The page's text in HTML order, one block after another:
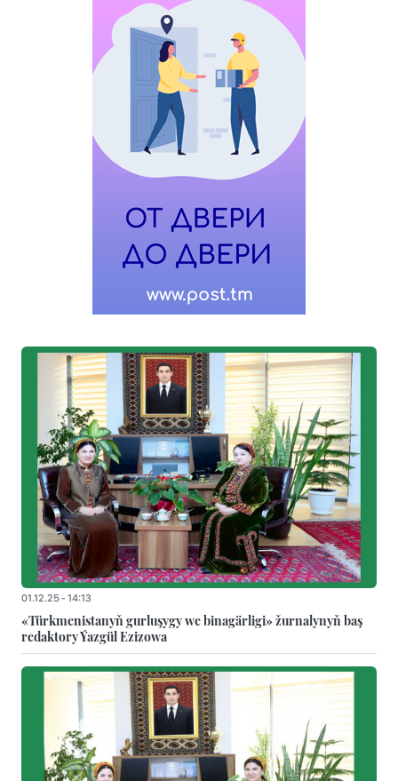
01.12.25 - 14:13
«Türkmenistanyň gurluşygy we binagärligi» žurnalynyň baş
redaktory Ýazgül Ezizowa